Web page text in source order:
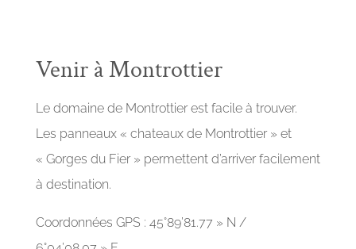
Venir à Montrottier
Le domaine de Montrottier est facile à trouver.
Les panneaux « chateaux de Montrottier » et
« Gorges du Fier » permettent d’arriver facilement
à destination.
Coordonnées GPS : 45°89’81.77 » N /